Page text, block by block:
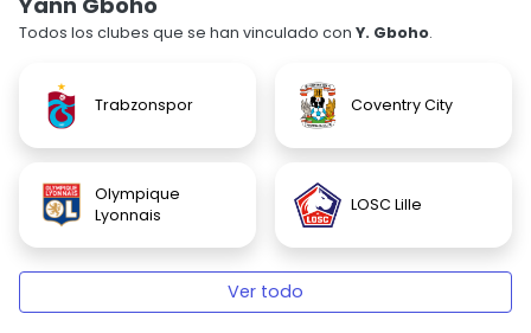
Todos los clubes que se han vinculado con Y. Gboho.
Trabzonspor Coventry City
Olympique
Lyonnais
LOSC Lille
Ver todo